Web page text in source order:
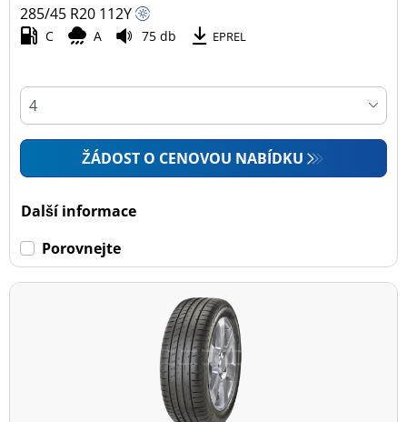
285/45 R20 112Y
C A 75 db EPREL
ŽÁDOST O CENOVOU NABÍDKU
Další informace
Porovnejte